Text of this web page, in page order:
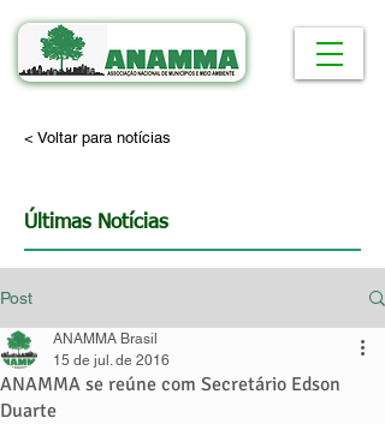
< Voltar para notícias
Últimas Notícias
Post
ANAMMA se reúne com Secretário Edson
Duarte
ANAMMA Brasil
15 de jul. de 2016